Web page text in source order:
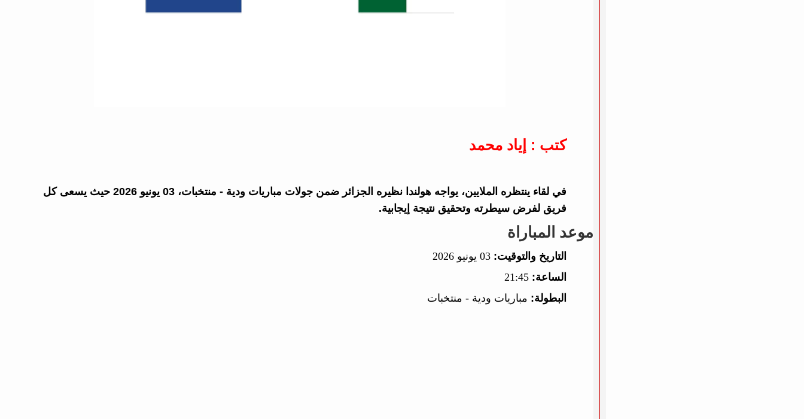
كتب : إياد محمد
في لقاء ينتظره الملايين، يواجه هولندا نظيره الجزائر ضمن جولات مباريات ودية - منتخبات، 03 يونيو 2026 حيث يسعى كل
فريق لفرض سيطرته وتحقيق نتيجة إيجابية.
موعد المباراة
التاريخ والتوقيت:
الساعة:
البطولة: مباريات ودية - منتخبات